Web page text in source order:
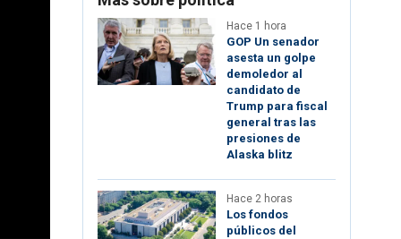
Hace 1 hora
GOP Un senador
asesta un golpe
demoledor al
candidato de
Trump para fiscal
general tras las
presiones de
Alaska blitz
Hace 2 horas
Los fondos
públicos del